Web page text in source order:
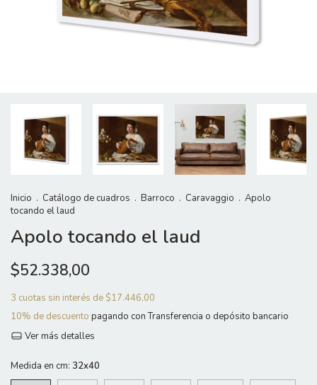
Inicio . Catálogo de cuadros . Barroco . Caravaggio . Apolo
tocando el laud
Apolo tocando el laud
$52.338,00
3 cuotas sin interés de $17.446,00
10% de descuento pagando con Transferencia o depósito bancario
Ver más detalles
Medida en cm: 32x40